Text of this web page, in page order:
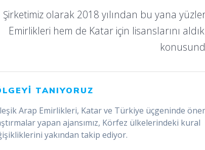
Şirketimiz olarak 2018 yılından bu yana
Emirlikleri hem de Katar için lisanslarını
TANIYORUZ
Arap Emirlikleri, Katar ve Türkiye üçgeninde
yapan ajansımız, Körfez ülkelerindeki kural
yakından takip ediyor.